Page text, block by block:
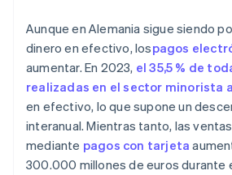
Aunque en Alemania sigue siendo
dinero en efectivo, lospagos
aumentar. En 2023, el 35,5 % de
realizadas en el sector minorista
en efectivo, lo que supone un
interanual. Mientras tanto, las
mediante pagos con tarjeta
300.000 millones de euros durante